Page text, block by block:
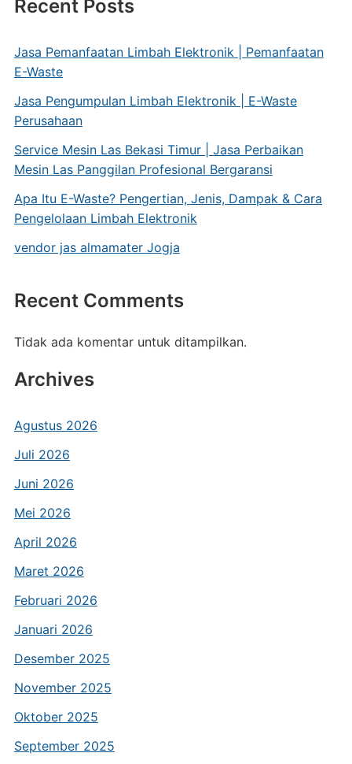
Recent Posts
Jasa Pemanfaatan Limbah Elektronik | Pemanfaatan
E-Waste
Jasa Pengumpulan Limbah Elektronik | E-Waste
Perusahaan
Service Mesin Las Bekasi Timur | Jasa Perbaikan
Mesin Las Panggilan Profesional Bergaransi
Apa Itu E-Waste? Pengertian, Jenis, Dampak & Cara
Pengelolaan Limbah Elektronik
vendor jas almamater Jogja
Recent Comments
Tidak ada komentar untuk ditampilkan.
Archives
Agustus 2026
Juli 2026
Juni 2026
Mei 2026
April 2026
Maret 2026
Februari 2026
Januari 2026
Desember 2025
November 2025
Oktober 2025
September 2025